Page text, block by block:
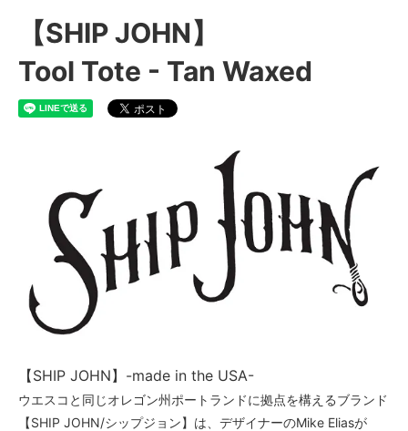
【SHIP JOHN】
Tool Tote - Tan Waxed
【SHIP JOHN】-made in the USA-
ウエスコと同じオレゴン州ポートランドに拠点を構えるブランド
【SHIP JOHN/シップジョン】は、デザイナーのMike Eliasが